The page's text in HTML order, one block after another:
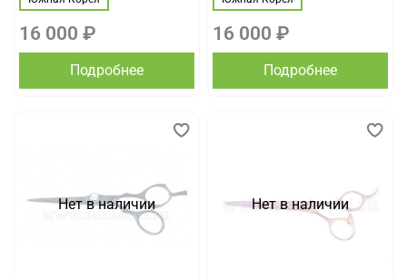
16 000 ₽
Подробнее
16 000 ₽
Подробнее
Нет в наличии Нет в наличии